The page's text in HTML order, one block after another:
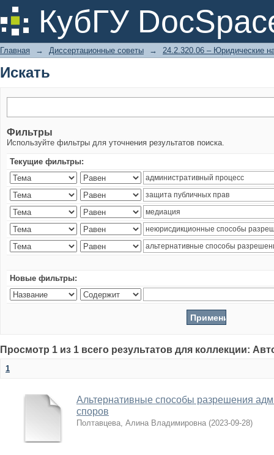
КубГУ
Искать
Главная → Диссертационные советы → 24.2.320.06 – Юридические
Искать
Фильтры
Используйте фильтры для уточнения результатов поиска.
Текущие фильтры:
Новые фильтры:
Просмотр 1 из 1 всего результатов для коллекции:
1
Альтернативные способы разрешения
споров
Полтавцева, Алина Владимировна (2023-09-28)